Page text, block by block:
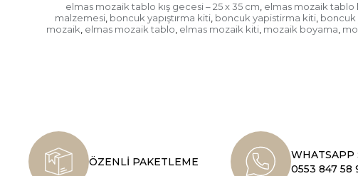
elmas mozaik tablo kış gecesi – 25 x 35 cm, elmas mozaik tablo
malzemesi, boncuk yapıştırma kiti, boncuk yapistirma kiti, boncuk
mozaik, elmas mozaik tablo, elmas mozaik kiti, mozaik boyama,
ÖZENLİ PAKETLEME
WHATSAPP
0553 847 58